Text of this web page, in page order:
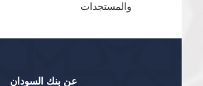
والمستجدات
عن بنك السودان